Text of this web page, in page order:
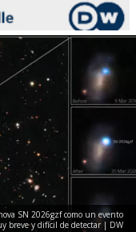
SN 2026gzf como un evento
breve y difícil de detectar | DW